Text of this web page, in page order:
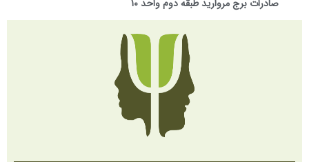
صادرات برج مروارید طبقه دوم واحد ۱۰